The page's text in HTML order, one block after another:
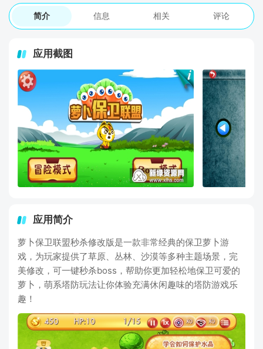
简介 信息 相关 评论
应用截图
应用简介
萝卜保卫联盟秒杀修改版是一款非常经典的保卫萝卜游
戏，为玩家提供了草原、丛林、沙漠等多种主题场景，完
美修改，可一键秒杀boss，帮助你更加轻松地保卫可爱的
萝卜，萌系塔防玩法让你体验充满休闲趣味的塔防游戏乐
趣！